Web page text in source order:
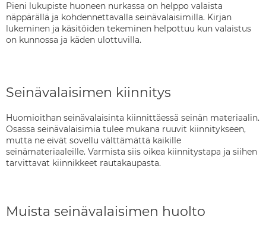
Pieni lukupiste huoneen nurkassa on helppo valaista
näppärällä ja kohdennettavalla seinävalaisimilla. Kirjan
lukeminen ja käsitöiden tekeminen helpottuu kun valaistus
on kunnossa ja käden ulottuvilla.
Seinävalaisimen kiinnitys
Huomioithan seinävalaisinta kiinnittäessä seinän materiaalin.
Osassa seinävalaisimia tulee mukana ruuvit kiinnitykseen,
mutta ne eivät sovellu välttämättä kaikille
seinämateriaaleille. Varmista siis oikea kiinnitystapa ja siihen
tarvittavat kiinnikkeet rautakaupasta.
Muista seinävalaisimen huolto